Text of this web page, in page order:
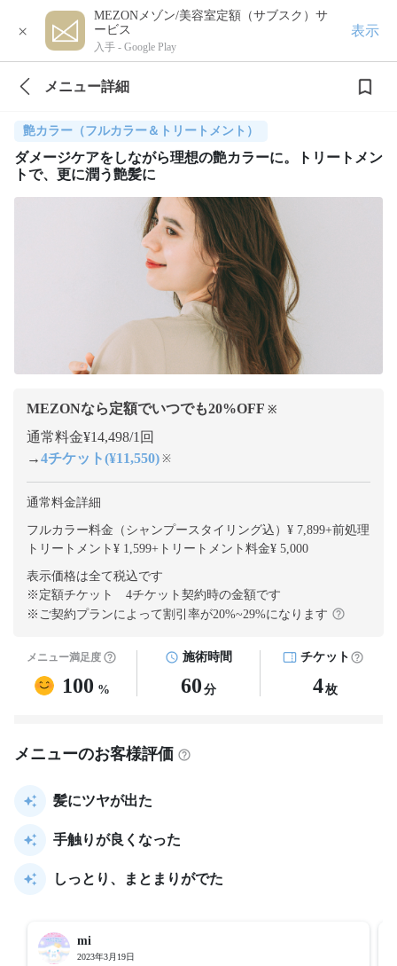
×
MEZONメゾン/美容室定額（サブスク）サ
ービス
入手 - Google Play
表示
メニュー詳細
艶カラー（フルカラー＆トリートメント）
ダメージケアをしながら理想の艶カラーに。トリートメン
トで、更に潤う艶髪に
MEZONなら定額でいつでも20%OFF ※
通常料金¥14,498/1回
→4チケット(¥11,550) ※
通常料金詳細
フルカラー料金（シャンプースタイリング込）¥ 7,899+前処理
トリートメント¥ 1,599+ トリートメント料金¥ 5,000
表示価格は全て税込です
※定額チケット 4チケット契約時の金額です
※ご契約プランによって割引率が20%~29%になります
メニュー満足度
100 %
施術時間
60 分
チケット
4枚
メニューのお客様評価
髪にツヤが出た
手触りが良くなった
しっとり、まとまりがでた
mi
2023年3月19日